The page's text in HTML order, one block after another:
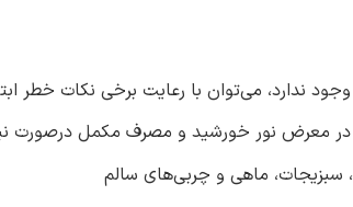
ندارد، می‌توان با رعایت برخی نکات خطر
سبزیجات، ماهی و چربی‌های سالم